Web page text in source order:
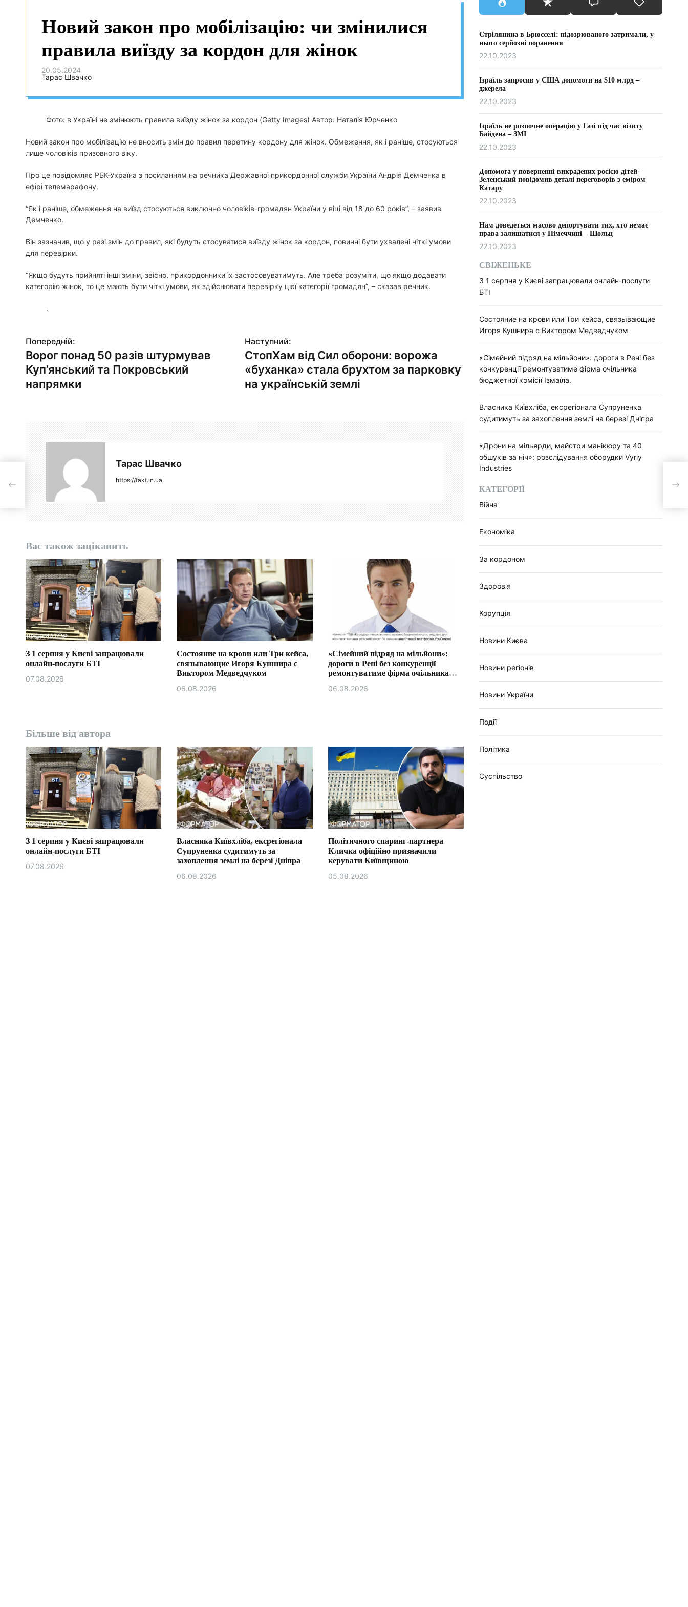
Новий закон про мобілізацію: чи змінилися
правила виїзду за кордон для жінок
20.05.2024
Тарас Швачко
Фото: в Україні не змінюють правила виїзду жінок за кордон (Getty Images) Автор: Наталія Юрченко
Новий закон про мобілізацію не вносить змін до правил перетину кордону для жінок. Обмеження, як і раніше, стосуються
лише чоловіків призовного віку.
Про це повідомляє РБК-Україна з посиланням на речника Державної прикордонної служби України Андрія Демченка в
ефірі телемарафону.
“Як і раніше, обмеження на виїзд стосуються виключно чоловіків-громадян України у віці від 18 до 60 років”, – заявив
Демченко.
Він зазначив, що у разі змін до правил, які будуть стосуватися виїзду жінок за кордон, повинні бути ухвалені чіткі умови
для перевірки.
“Якщо будуть прийняті інші зміни, звісно, прикордонники їх застосовуватимуть. Але треба розуміти, що якщо додавати
категорію жінок, то це мають бути чіткі умови, як здійснювати перевірку цієї категорії громадян”, – сказав речник.
.
Н
а
в
ц
п
и
с
і
в
Попередній:
Ворог понад 50 разів штурмував
Куп’янський та Покровський
напрямки
Наступний:
СтопХам від Сил оборони: ворожа
«буханка» стала брухтом за парковку
на українській землі
Тарас Швачко
https://fakt.in.ua
Вас також зацікавить
З 1 серпня у Києві запрацювали
онлайн-послуги БТІ
07.08.2026
Состояние на крови или Три кейса,
связывающие Игоря Кушнира с
Виктором Медведчуком
06.08.2026
«Сімейний підряд на мільйони»:
дороги в Рені без конкуренції
ремонтуватиме фірма очільника
06.08.2026
Більше від автора
З 1 серпня у Києві запрацювали
онлайн-послуги БТІ
07.08.2026
Власника Київхліба, ексрегіонала
Супруненка судитимуть за
захоплення землі на березі Дніпра
06.08.2026
Політичного спаринг-партнера
Кличка офіційно призначили
керувати Київщиною
05.08.2026
Стрілянина в Брюсселі: підозрюваного затримали, у
нього серйозні поранення
22.10.2023
Ізраїль запросив у США допомоги на $10 млрд –
джерела
22.10.2023
Ізраїль не розпочне операцію у Газі під час візиту
Байдена – ЗМІ
22.10.2023
Допомога у поверненні викрадених росією дітей –
Зеленський повідомив деталі переговорів з еміром
Катару
22.10.2023
Нам доведеться масово депортувати тих, хто немає
права залишатися у Німеччині – Шольц
22.10.2023
СВІЖЕНЬКЕ
З 1 серпня у Києві запрацювали онлайн-послуги
БТІ
Состояние на крови или Три кейса, связывающие
Игоря Кушнира с Виктором Медведчуком
«Сімейний підряд на мільйони»: дороги в Рені без
конкуренції ремонтуватиме фірма очільника
бюджетної комісії Ізмаїла.
Власника Київхліба, ексрегіонала Супруненка
судитимуть за захоплення землі на березі Дніпра
«Дрони на мільярди, майстри манікюру та 40
обшуків за ніч»: розслідування оборудки Vyriy
Industries
КАТЕГОРІЇ
Війна
Економіка
За кордоном
Здоров'я
Корупція
Новини Києва
Новини регіонів
Новини України
Події
Політика
Суспільство